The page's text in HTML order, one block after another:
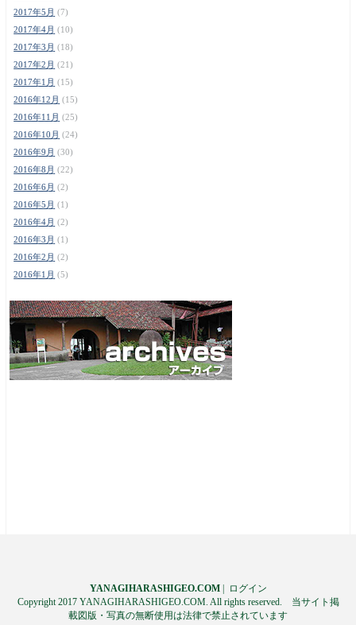
2017年5月 (7)
2017年4月 (10)
2017年3月 (18)
2017年2月 (21)
2017年1月 (15)
2016年12月 (15)
2016年11月 (25)
2016年10月 (24)
2016年9月 (30)
2016年8月 (22)
2016年6月 (2)
2016年5月 (1)
2016年4月 (2)
2016年3月 (1)
2016年2月 (2)
2016年1月 (5)
YANAGIHARASHIGEO.COM|
ログイン
Copyright 2017 YANAGIHARASHIGEO.COM. All rights reserved. 当サイト掲
載図版・写真の無断使用は法律で禁止されています